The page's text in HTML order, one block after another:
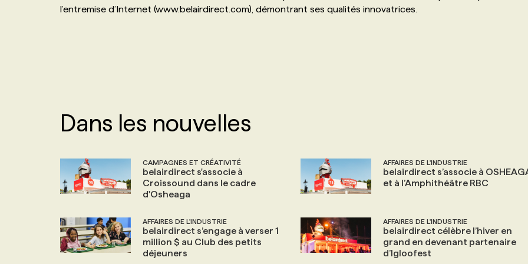
NOS TARIFS
ANNONCEZ AVEC NOUS
ANNONCEZ AVEC NOUS
l’entremise d’Internet (www.belairdirect.com), démontrant ses qualités innovatrices.
Dans les nouvelles
CAMPAGNES ET CRÉATIVITÉ
belairdirect s'associe à
Croissound dans le cadre
d'Osheaga
AFFAIRES DE L'INDUSTRIE
belairdirect s’associe à
et à l’Amphithéâtre RBC
AFFAIRES DE L'INDUSTRIE
belairdirect s’engage à verser 1
million $ au Club des petits
déjeuners
AFFAIRES DE L'INDUSTRIE
belairdirect célèbre l’hiver en
grand en devenant partenaire
d’Igloofest